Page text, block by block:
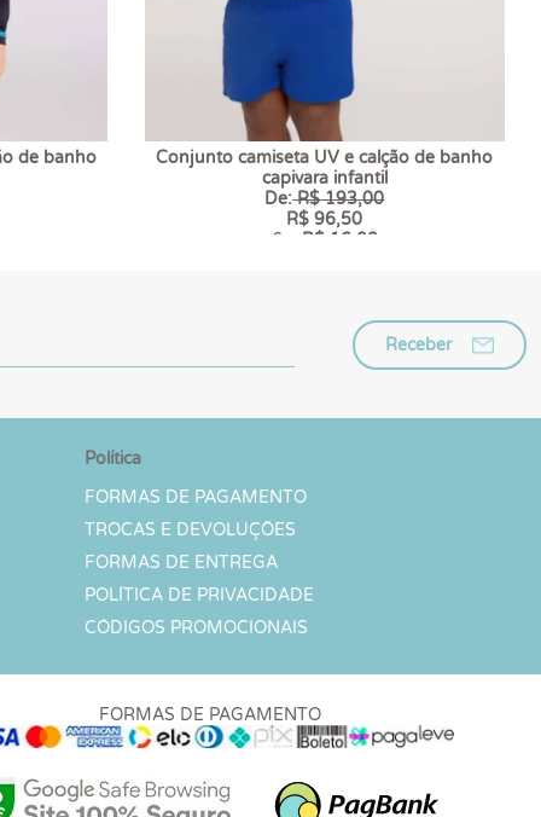
de banho
Conjunto camiseta UV e calção de banho
capivara infantil
De:R$ 193,00
R$ 96,50
6 x R$ 16,08
Receber
Política
FORMAS DE PAGAMENTO
TROCAS E DEVOLUÇÕES
FORMAS DE ENTREGA
POLÍTICA DE PRIVACIDADE
CÓDIGOS PROMOCIONAIS
FORMAS DE PAGAMENTO